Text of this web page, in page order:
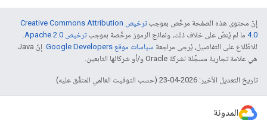
إنّ محتوى هذه الصفحة مرخّص بموجب
ترخيص Creative Commons Attribution
4.0‏ ما لم يُنصّ على خلاف ذلك، ونماذج الرموز مرخّصة بموجبترخيص Apache 2.0‏
.
للاطّلاع على التفاصيل، يُرجى مراجعة سياسات موقع Google Developers‏
. إنّ Java
هي علامة تجارية مسجَّلة لشركة Oracle و/أو شركائها التابعين.
تاريخ التعديل الأخير: 2026-04-23 (حسب التوقيت العالمي المتفَّق عليه)
المدونة